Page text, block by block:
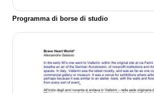
Programma di borse di studio